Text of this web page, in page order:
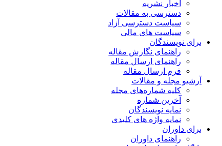
اخبار نشریه
دسترسی به مقالات
سیاست دسترسی آزاد
سیاست های مالی
برای نویسندگان
راهنمای نگارش مقاله
راهنمای ارسال مقاله
فرم ارسال مقاله
آرشیو مجله و مقالات
کلیه شماره‌های مجله
آخرین شماره
نمایه نویسندگان
نمایه واژه های کلیدی
برای داوران
راهنمای داوران